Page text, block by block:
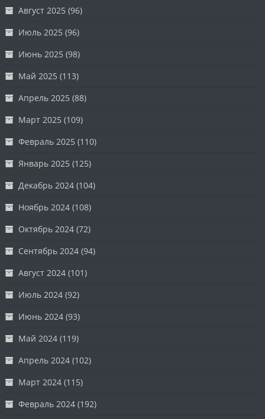
Август 2025 (96)
Июль 2025 (96)
Июнь 2025 (98)
Май 2025 (113)
Апрель 2025 (88)
Март 2025 (109)
Февраль 2025 (110)
Январь 2025 (125)
Декабрь 2024 (104)
Ноябрь 2024 (108)
Октябрь 2024 (72)
Сентябрь 2024 (94)
Август 2024 (101)
Июль 2024 (92)
Июнь 2024 (93)
Май 2024 (119)
Апрель 2024 (102)
Март 2024 (115)
Февраль 2024 (192)